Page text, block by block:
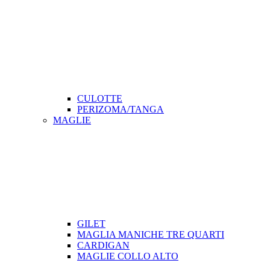
CULOTTE
PERIZOMA/TANGA
MAGLIE
GILET
MAGLIA MANICHE TRE QUARTI
CARDIGAN
MAGLIE COLLO ALTO